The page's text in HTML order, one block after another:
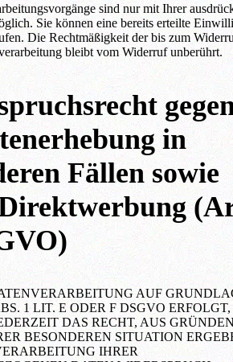
sind nur mit Ihrer
Sie können eine bereits erteilte
Die Rechtmäßigkeit der bis zum
bleibt vom Widerruf unberührt.
in
Fällen sowie
Direktwerbung
AUF
1 LIT. E ODER F DSGVO ERFOLGT,
DAS RECHT, AUS
BESONDEREN SITUATION
IHRER